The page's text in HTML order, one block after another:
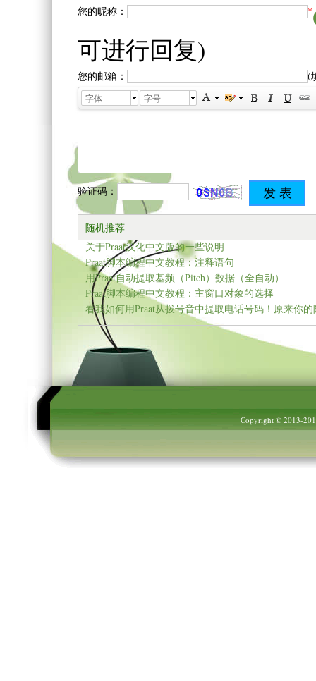
您的昵称： *
可进行回复)
您的邮箱： (
字体 字号
验证码：
随机推荐
关于Praat汉化中文版的一些说明
Praat脚本编程中文教程：注释语句
用Praat自动提取基频（Pitch）数据（全自动）
Praat脚本编程中文教程：主窗口对象的选择
Copyright © 2013-